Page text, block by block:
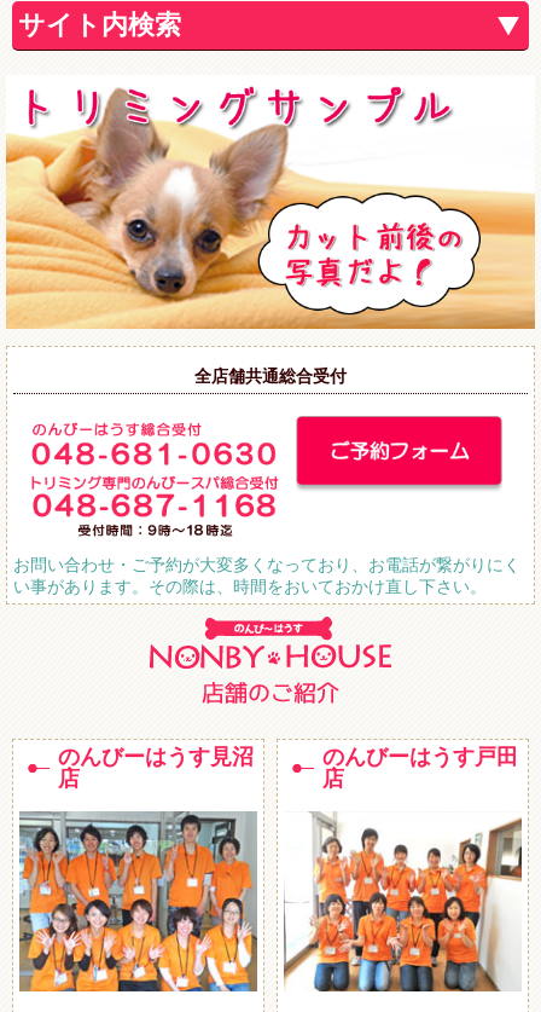
サイト内検索
全店舗共通総合受付
お問い合わせ・ご予約が大変多くなっており、お電話が繋がりにく
い事があります。その際は、時間をおいておかけ直し下さい。
のんびーはうす見沼
店
のんびーはうす戸田
店